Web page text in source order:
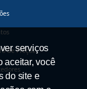
de Preços
serviços
aceitar, você
do site e